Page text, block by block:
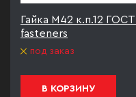
Гайка М42 к.п.12
fasteners
под заказ
В КОРЗИНУ